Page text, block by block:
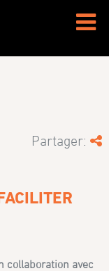
Partager:
collaboration avec